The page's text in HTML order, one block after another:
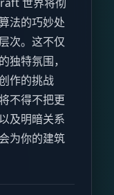
法的巧妙处
次。这不仅
独特氛围，
作的挑战
不得不把更
及明暗关系
为你的建筑